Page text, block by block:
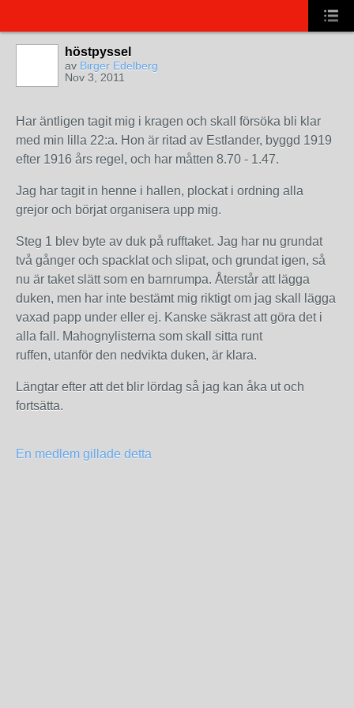
höstpyssel
av Birger Edelberg
Nov 3, 2011
Har äntligen tagit mig i kragen och skall försöka bli klar
med min lilla 22:a. Hon är ritad av Estlander, byggd 1919
efter 1916 års regel, och har måtten 8.70 - 1.47.
Jag har tagit in henne i hallen, plockat i ordning alla
grejor och börjat organisera upp mig.
Steg 1 blev byte av duk på rufftaket. Jag har nu grundat
två gånger och spacklat och slipat, och grundat igen, så
nu är taket slätt som en barnrumpa. Återstår att lägga
duken, men har inte bestämt mig riktigt om jag skall lägga
vaxad papp under eller ej. Kanske säkrast att göra det i
alla fall. Mahognylisterna som skall sitta runt
ruffen, utanför den nedvikta duken, är klara.
Längtar efter att det blir lördag så jag kan åka ut och
fortsätta.
En medlem gillade detta